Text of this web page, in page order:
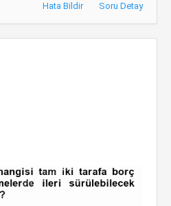
Hata Bildir Soru Detay